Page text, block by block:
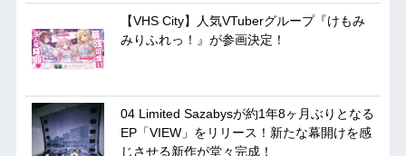
【VHS City】人気VTuberグループ『けもみ
みりふれっ！』が参画決定！
04 Limited Sazabysが約1年8ヶ月ぶりとなる
EP「VIEW」をリリース！新たな幕開けを感
じさせる新作が堂々完成！